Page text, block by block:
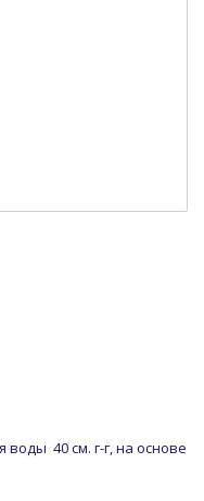
воды 40 см. г-г, на основе